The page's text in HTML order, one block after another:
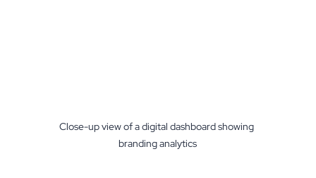
Close-up view of a digital dashboard showing
branding analytics